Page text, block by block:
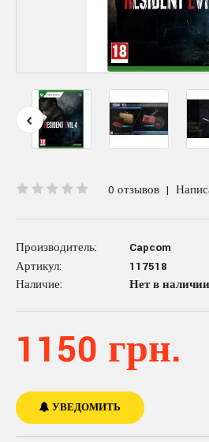
0 отзывов |
Производитель:
Capcom
Артикул:
117518
Наличие:
Нет в наличии
1150 грн.
УВЕДОМИТЬ